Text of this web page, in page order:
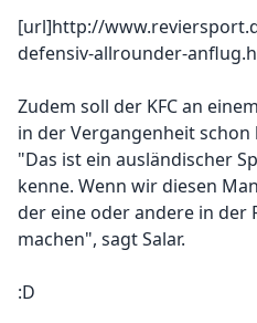
[url]http://
defensiv-allrounder-
Zudem soll der KFC an
in der Vergangenheit
"Das ist ein ausländischer
kenne. Wenn wir diesen
der eine oder andere in der
machen", sagt Salar.
:D